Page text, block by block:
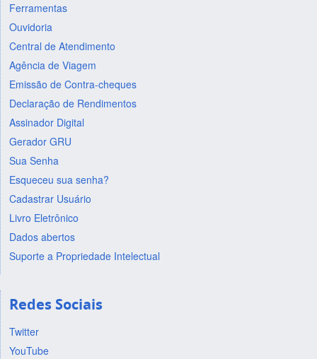
Ferramentas
Ouvidoria
Central de Atendimento
Agência de Viagem
Emissão de Contra-cheques
Declaração de Rendimentos
Assinador Digital
Gerador GRU
Sua Senha
Esqueceu sua senha?
Cadastrar Usuário
Livro Eletrônico
Dados abertos
Suporte a Propriedade Intelectual
Redes Sociais
Twitter
YouTube